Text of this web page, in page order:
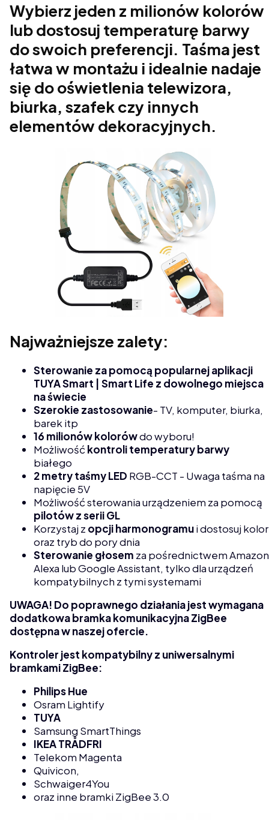
Wybierz jeden z milionów kolorów
lub dostosuj temperaturę barwy
do swoich preferencji. Taśma jest
łatwa w montażu i idealnie nadaje
się do oświetlenia telewizora,
biurka, szafek czy innych
elementów dekoracyjnych.
Najważniejsze zalety:
Sterowanie za pomocą popularnej aplikacji
TUYA Smart | Smart Life z dowolnego miejsca
na świecie
Szerokie zastosowanie- TV, komputer, biurka,
barek itp
16 milionów kolorówdo wyboru!
Możliwość kontroli temperatury barwy
białego
2 metry taśmy LED RGB-CCT - Uwaga taśma na
napięcie 5V
Możliwość sterowania urządzeniem za pomocą
pilotów z serii GL
Korzystaj z opcji harmonogramui dostosuj kolor
oraz tryb do pory dnia
Sterowanie głosem za pośrednictwem Amazon
Alexa lub Google Assistant, tylko dla urządzeń
kompatybilnych z tymi systemami
UWAGA! Do poprawnego działania jest wymagana
dodatkowa bramka komunikacyjna ZigBee
dostępna w naszej ofercie.
Kontroler jest kompatybilny z uniwersalnymi
bramkami ZigBee:
Philips Hue
Osram Lightify
TUYA
Samsung SmartThings
IKEA TRÅDFRI
Telekom Magenta
Quivicon,
Schwaiger4You
oraz inne bramki ZigBee 3.0